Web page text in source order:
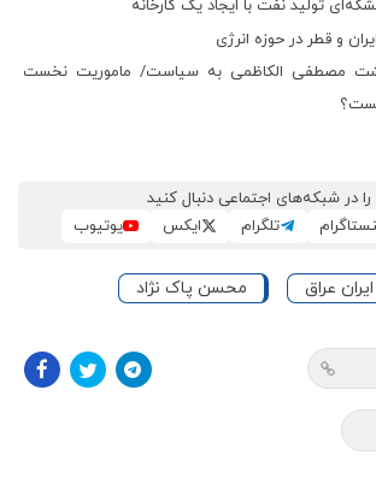
و قطر در حوزه انرژی
مصطفی الکاظمی به سیاست/ ماموریت نخست
را در شبکه‌های اجتماعی دنبال کنید
تلگرام ایکس یوتیوب
ایران عراق محسن پاک نژاد